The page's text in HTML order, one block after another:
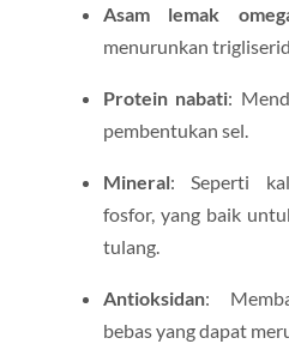
Asam lemak
menurunkan
Protein nabati:
pembentukan sel.
Mineral: Seperti
fosfor, yang baik
tulang.
Antioksidan:
bebas yang dapat